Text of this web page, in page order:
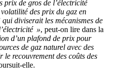
prix de gros de l’électricité
des prix du gaz en
diviserait les mécanismes de
», peut-on lire dans la
d’un plafond de prix pour
de gaz naturel avec des
recouvrement des coûts des
elle.